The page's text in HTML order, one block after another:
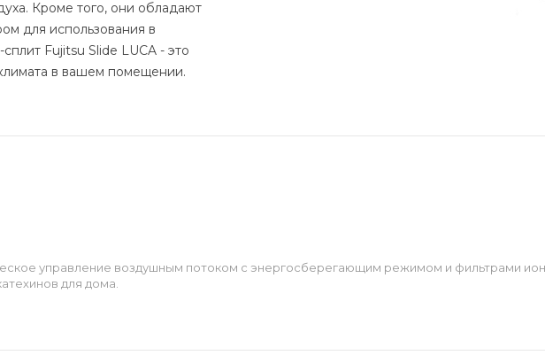
Кроме того, они обладают
для использования в
Fujitsu Slide LUCA - это
в вашем помещении.
управление воздушным потоком с энергосберегающим режимом и фильтрами
для дома.